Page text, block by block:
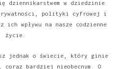
dziennikarstwem w dziedzinie
prywatności, polityki cyfrowej i
ich wpływu na nasze codzienne
życie.
jednak o świecie, który ginie
coraz bardziej nieobecnym. O